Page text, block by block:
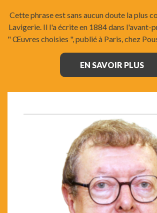
Cette phrase est sans aucun doute la plus
Lavigerie. Il l'a écrite en 1884 dans l'avant-
" Œuvres choisies ", publié à Paris, chez
EN SAVOIR PLUS